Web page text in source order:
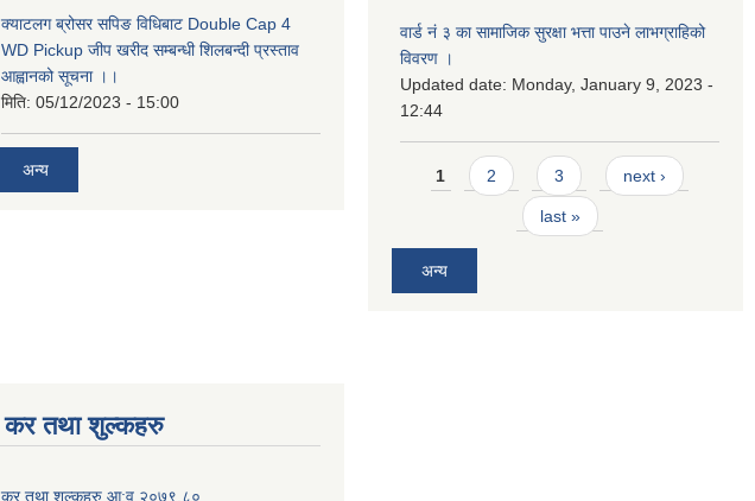
क्याटलग ब्रोसर सपिङ विधिबाट Double Cap 4
WD Pickup जीप खरीद सम्बन्धी शिलबन्दी प्रस्ताव
आह्वानको सूचना ।।
मिति: 05/12/2023 - 15:00
अन्य
वार्ड नं ३ का सामाजिक सुरक्षा भत्ता पाउने लाभग्राहिको
विवरण ।
Updated date: Monday, January 9, 2023 -
12:44
Pages
1 2 3 next ›
last »
अन्य
कर तथा शुल्कहरु
कर तथा शुल्कहरु आ:व २०७९.८०